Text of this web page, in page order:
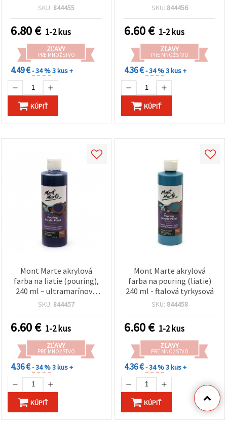
SKU: 844455
6.80€ 1-2 kus
ZĽAVY
PRE MNOŽSTVO
4.49 €- 34 %3 kus +
KÚPIŤ
SKU: 844456
6.60€ 1-2 kus
ZĽAVY
PRE MNOŽSTVO
4.36 €- 34 %3 kus +
KÚPIŤ
Mont Marte akrylová
farba na liatie (pouring),
240 ml – ultramarínová
modrá
SKU: 844457
6.60€ 1-2 kus
ZĽAVY
PRE MNOŽSTVO
4.36 €- 34 %3 kus +
KÚPIŤ
Mont Marte akrylová
farba na pouring (liatie)
240 ml - ftalová tyrkysová
SKU: 844458
6.60€ 1-2 kus
ZĽAVY
PRE MNOŽSTVO
4.36 €- 34 %3 kus +
KÚPIŤ